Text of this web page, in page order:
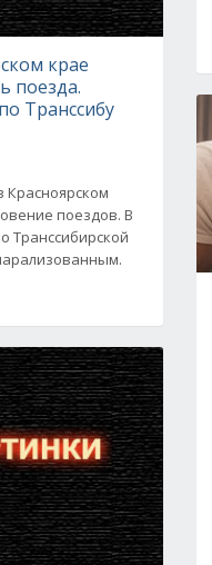
крае
поезда.
Транссибу
Красноярском
поездов. В
Транссибирской